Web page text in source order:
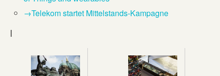
→Telekom startet Mittelstands-Kampagne
I